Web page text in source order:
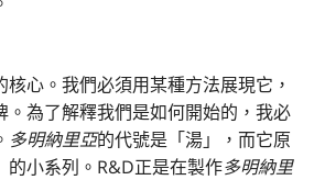
核心。我們必須用某種方法展現它，
。為了解釋我們是如何開始的，我必
多明納里亞的代號是「湯」，而它原
的小系列。R&D正是在製作多明納里